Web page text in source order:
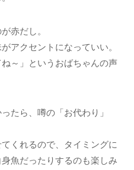
赤だし。
アクセントになっていい。
～」というおばちゃんの声
たら、噂の「お代わり」
くれるので、タイミングに
魚だったりするのも楽しみ